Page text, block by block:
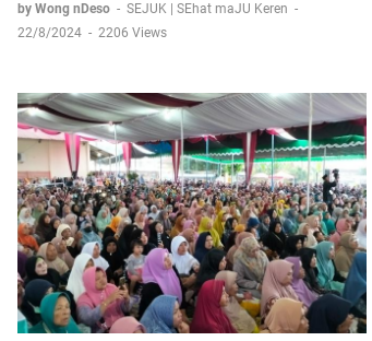
by Wong nDeso - SEJUK | SEhat maJU Keren -
22/8/2024 - 2206 Views